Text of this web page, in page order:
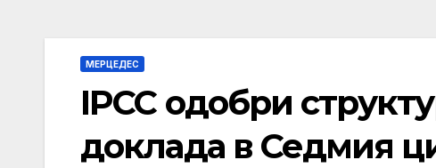
МЕРЦЕДЕС
IPCC одобри
доклада в Седмия